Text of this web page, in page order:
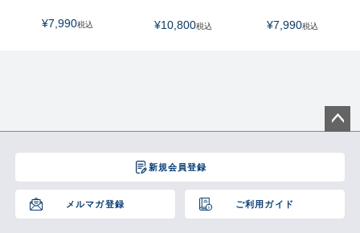
¥7,990税込 ¥10,800税込 ¥7,990税込
新規会員登録
メルマガ登録 ご利用ガイド
ジト
へ